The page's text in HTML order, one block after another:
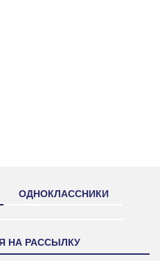
ОДНОКЛАССНИКИ
НА РАССЫЛКУ